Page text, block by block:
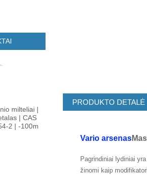
milteliai |
| CAS
2 | -100m
PRODUKTO DETALĖ
Vario arsenas
Pagrindiniai lydiniai
žinomi kaip